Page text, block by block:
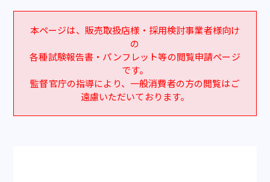
本ページは、販売取扱店様・採用検討事業者様向け
の
各種試験報告書・パンフレット等の閲覧申請ページ
です。
監督官庁の指導により、一般消費者の方の閲覧はご
遠慮いただいております。